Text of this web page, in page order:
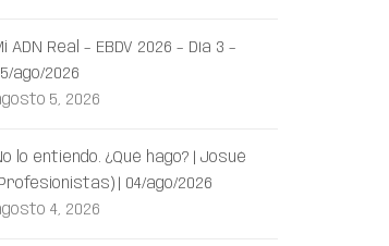
ADN Real – EBDV 2026 – Día 3 –
ago/2026
5, 2026
lo entiendo. ¿Qué hago? | Josué
| 04/ago/2026
4, 2026